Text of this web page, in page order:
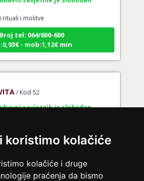
koristimo kolačiće
kolačiće i druge
praćenja da bismo
i molitve
tel: 064/600-600
- mob:1,12€ min
/ Kod 52
savjetnik je slobodan
Broj tel: 064/600-600
- mob:1,12€ min